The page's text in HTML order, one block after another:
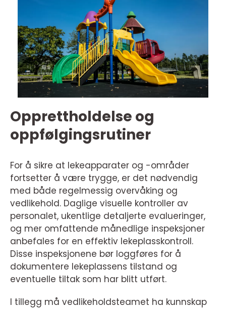
Opprettholdelse og
oppfølgingsrutiner
For å sikre at lekeapparater og -områder
fortsetter å være trygge, er det nødvendig
med både regelmessig overvåking og
vedlikehold. Daglige visuelle kontroller av
personalet, ukentlige detaljerte evalueringer,
og mer omfattende månedlige inspeksjoner
anbefales for en effektiv lekeplasskontroll.
Disse inspeksjonene bør loggføres for å
dokumentere lekeplassens tilstand og
eventuelle tiltak som har blitt utført.
I tillegg må vedlikeholdsteamet ha kunnskap